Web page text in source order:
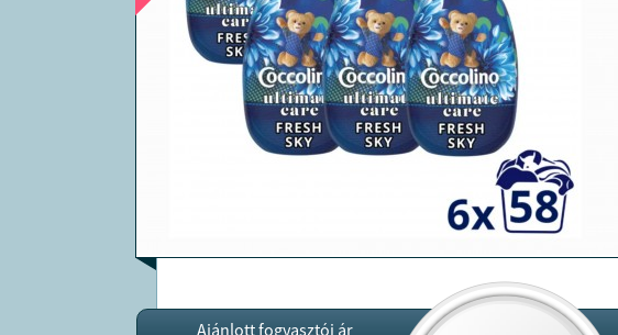
Ajánlott fogyasztói ár